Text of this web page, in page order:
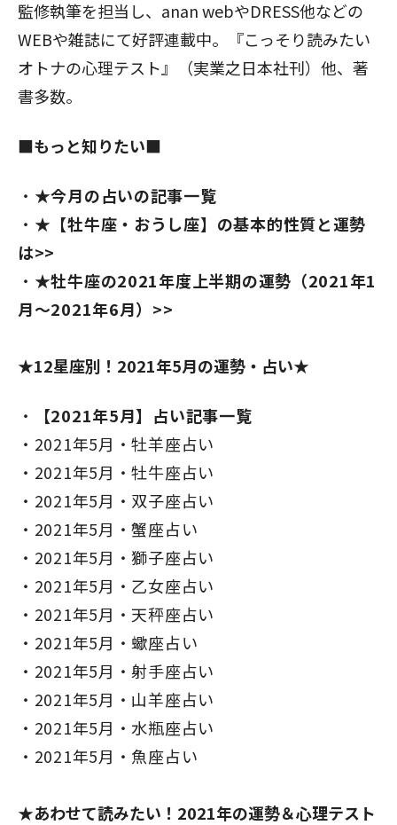
監修執筆を担当し、anan webやDRESS他などの
WEBや雑誌にて好評連載中。『こっそり読みたい
オトナの心理テスト』（実業之日本社刊）他、著
書多数。
■もっと知りたい■
★今月の占いの記事一覧
★【牡牛座・おうし座】の基本的性質と運勢
は>>
★牡牛座の2021年度上半期の運勢（2021年1
月～2021年6月）>>
★12星座別！2021年5月の運勢・占い★
【2021年5月】占い記事一覧
2021年5月・牡羊座占い
2021年5月・牡牛座占い
2021年5月・双子座占い
2021年5月・蟹座占い
2021年5月・獅子座占い
2021年5月・乙女座占い
2021年5月・天秤座占い
2021年5月・蠍座占い
2021年5月・射手座占い
2021年5月・山羊座占い
2021年5月・水瓶座占い
2021年5月・魚座占い
★あわせて読みたい！2021年の運勢＆心理テスト